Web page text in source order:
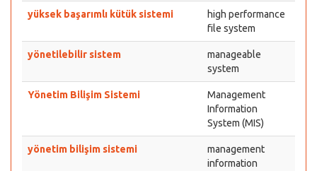
yüksek başarımlı kütük sistemi
high performance
file system
yönetilebilir sistem
manageable
system
Yönetim Bilişim Sistemi
Management
Information
System (MIS)
yönetim bilişim sistemi
management
information